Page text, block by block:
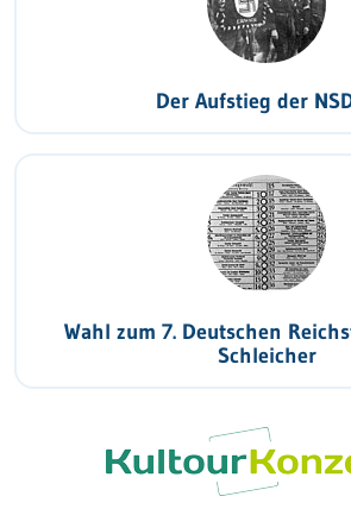
Der Aufstieg der
Wahl zum 7. Deutschen
Schleicher